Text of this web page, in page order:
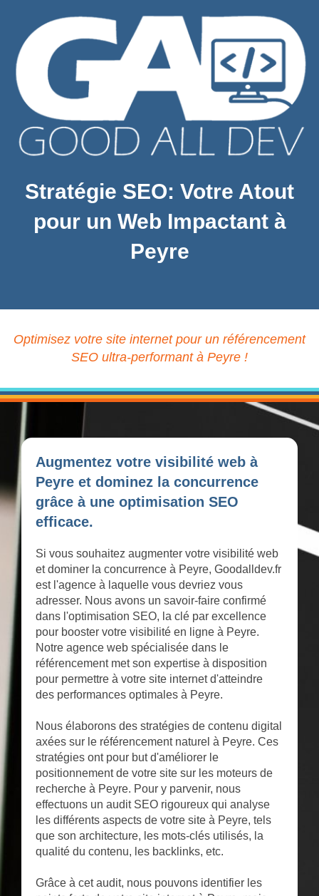
Stratégie SEO: Votre Atout
pour un Web Impactant à
Peyre
Optimisez votre site internet pour un référencement
SEO ultra-performant à Peyre !
Augmentez votre visibilité web à
Peyre et dominez la concurrence
grâce à une optimisation SEO
efficace.
Si vous souhaitez augmenter votre visibilité web
et dominer la concurrence à Peyre, Goodalldev.fr
est l'agence à laquelle vous devriez vous
adresser. Nous avons un savoir-faire confirmé
dans l'optimisation SEO, la clé par excellence
pour booster votre visibilité en ligne à Peyre.
Notre agence web spécialisée dans le
référencement met son expertise à disposition
pour permettre à votre site internet d'atteindre
des performances optimales à Peyre.
Nous élaborons des stratégies de contenu digital
axées sur le référencement naturel à Peyre. Ces
stratégies ont pour but d'améliorer le
positionnement de votre site sur les moteurs de
recherche à Peyre. Pour y parvenir, nous
effectuons un audit SEO rigoureux qui analyse
les différents aspects de votre site à Peyre, tels
que son architecture, les mots-clés utilisés, la
qualité du contenu, les backlinks, etc.
Grâce à cet audit, nous pouvons identifier les